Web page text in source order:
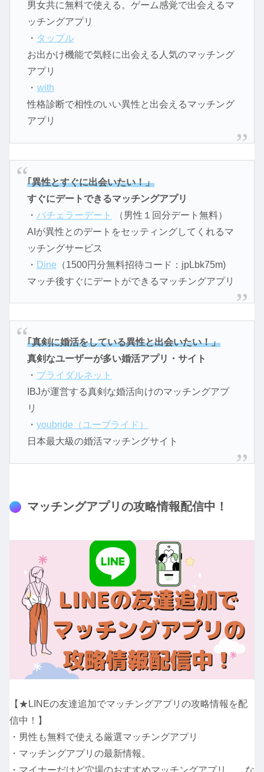
男女共に無料で使える。ゲーム感覚で出会えるマ
ッチングアプリ
・ タップル
お出かけ機能で気軽に出会える人気のマッチング
アプリ
・ with
性格診断で相性のいい異性と出会えるマッチング
アプリ
｢異性とすぐに出会いたい！」
すぐにデートできるマッチングアプリ
・ バチェラーデート
（男性１回分デート無料）
AIが異性とのデートをセッティングしてくれるマ
ッチングサービス
・ Dine （1500円分無料招待コード：jpLbk75m)
マッチ後すぐにデートができるマッチングアプリ
｢真剣に婚活をしている異性と出会いたい！」
真剣なユーザーが多い婚活アプリ・サイト
・ ブライダルネット
IBJが運営する真剣な婚活向けのマッチングアプ
リ
・ youbride（ユーブライド）
日本最大級の婚活マッチングサイト
マッチングアプリの攻略情報配信中！
【★LINEの友達追加でマッチングアプリの攻略情報を配
信中！】
・男性も無料で使える厳選マッチングアプリ
・マッチングアプリの最新情報。